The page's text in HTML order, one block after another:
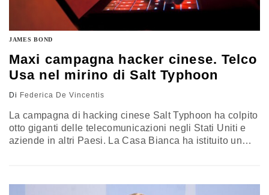
JAMES BOND
Maxi campagna hacker cinese. Telco
Usa nel mirino di Salt Typhoon
Di Federica De Vincentis
La campagna di hacking cinese Salt Typhoon ha colpito
otto giganti delle telecomunicazioni negli Stati Uniti e
aziende in altri Paesi. La Casa Bianca ha istituito un